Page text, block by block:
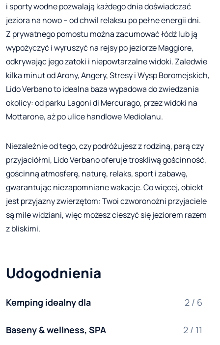
i sporty wodne pozwalają każdego dnia doświadczać
jeziora na nowo – od chwil relaksu po pełne energii dni.
Z prywatnego pomostu można zacumować łódź lub ją
wypożyczyć i wyruszyć na rejsy po jeziorze Maggiore,
odkrywając jego zatoki i niepowtarzalne widoki. Zaledwie
kilka minut od Arony, Angery, Stresy i Wysp Boromejskich,
Lido Verbano to idealna baza wypadowa do zwiedzania
okolicy: od parku Lagoni di Mercurago, przez widoki na
Mottarone, aż po ulice handlowe Mediolanu.
Niezależnie od tego, czy podróżujesz z rodziną, parą czy
przyjaciółmi, Lido Verbano oferuje troskliwą gościnność,
gościnną atmosferę, naturę, relaks, sport i zabawę,
gwarantując niezapomniane wakacje. Co więcej, obiekt
jest przyjazny zwierzętom: Twoi czworonożni przyjaciele
są mile widziani, więc możesz cieszyć się jeziorem razem
z bliskimi.
Udogodnienia
Kemping idealny dla 2 / 6
Baseny & wellness, SPA 2 / 11